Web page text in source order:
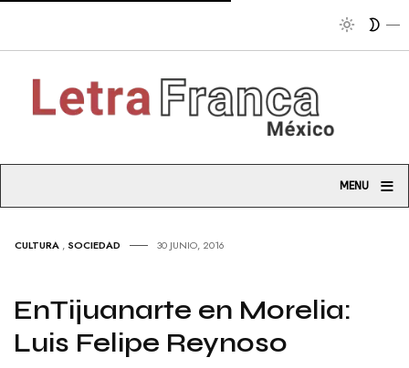
MENU ≡
CULTURA , SOCIEDAD 30 JUNIO, 2016
EnTijuanarte en Morelia:
Luis Felipe Reynoso